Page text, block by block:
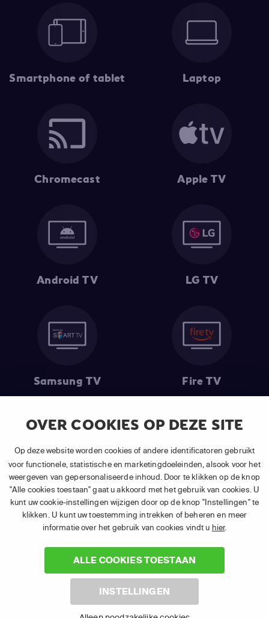
OVER COOKIES OP DEZE SITE
Op deze website worden cookies of andere identificatoren gebruikt
voor functionele, statistische en marketingdoeleinden, alsook voor het
weergeven van gepersonaliseerde inhoud. Door te klikken op de knop
"Alle cookies toestaan" gaat u akkoord met het gebruik van cookies. U
kunt uw cookie-instellingen wijzigen door op de knop "Instellingen" te
klikken. U kunt uw toestemming intrekken of beheren en meer
informatie over het gebruik van cookies vindt u hier.
ALLE COOKIES TOESTAAN
INSTELLINGEN
Smartphone of tablet Laptop
Chromecast Apple TV
Android TV LG TV
Samsung TV Fire TV
(1) De eerste 30 dagen gratis: Geldig op alle nieuwe abonnementen
van APP TV Light, Basic of Plus.
(2) Prijs abonnement : Incl. BTW.
(3) Restart & Replayis beschikbaar voorvolgende zendersafhankelijk
van je gekozen pakket.
2026 Canal+ Luxembourg S. à r.l. - Alle rechten voorbehouden. TV
VLAANDEREN® is een merk gebruikt onder licentie door Canal+
Luxembourg S. à r.l. Maatschappelijke zetel: Rue Albert Borschette 4,